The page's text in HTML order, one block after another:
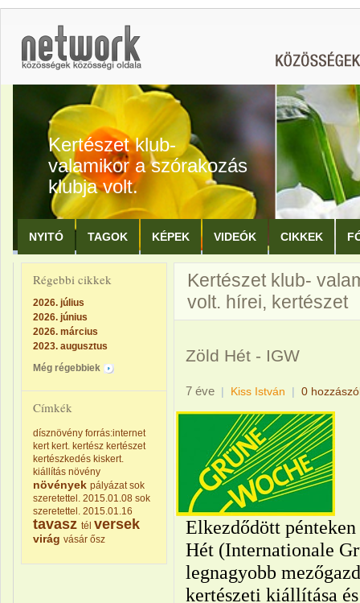
Kertészet klub-
valamikor a szórakozás
klubja volt.
NYITÓ TAGOK KÉPEK VIDEÓK CIKKEK
Régebbi cikkek
2026. július
2026. június
2026. március
2023. augusztus
Még régebbiek
Címkék
dísznövény forrás:internet
kert kert. kertész kertészet
kertészkedés kiskert.
kiállítás növény
növények pályázat sok
szeretettel. 2015.01.08 sok
szeretettel. 2015.01.16
tavasz tél versek
virág vásár ősz
Kertészet klub-
volt. hírei, kertészet
Zöld Hét - IGW
7 éve | Kiss István | 0
Elkezdődött
Hét (Internationale
legnagyobb
kertészeti kiállítása